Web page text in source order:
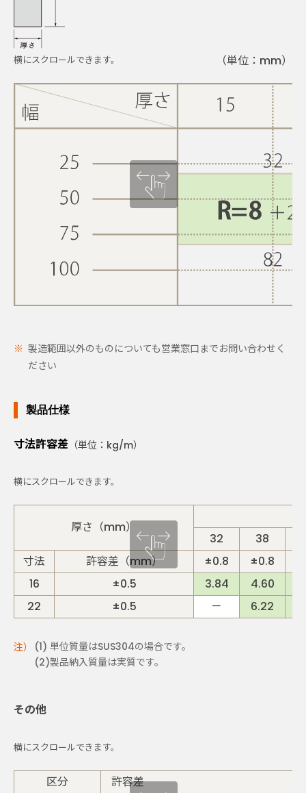
（単位：mm）
製造範囲以外のものについても営業窓口までお問い合わせく
ださい
製品仕様
寸法許容差 （単位：kg/m）
厚さ（mm）
32 38
寸法
許容差（mm） ±0.8 ±0.8
16
±0.5 3.84 4.60
22
±0.5 － 6.22
単位質量はSUS304の場合です。
製品納入質量は実質です。
その他
区分
許容差